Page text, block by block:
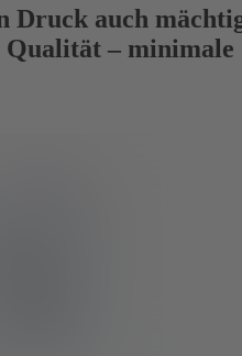
Druck auch
– minimale